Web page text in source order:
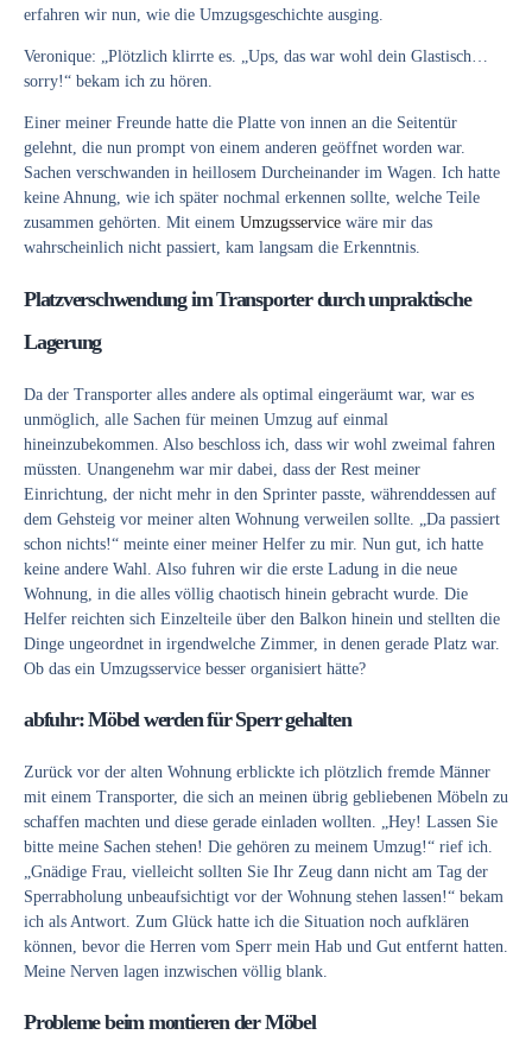
erfahren wir nun, wie die Umzugsgeschichte ausging.
Veronique: „Plötzlich klirrte es. „Ups, das war wohl dein Glastisch…
sorry!“ bekam ich zu hören.
Einer meiner Freunde hatte die Platte von innen an die Seitentür
gelehnt, die nun prompt von einem anderen geöffnet worden war.
Sachen verschwanden in heillosem Durcheinander im Wagen. Ich hatte
keine Ahnung, wie ich später nochmal erkennen sollte, welche Teile
zusammen gehörten. Mit einem Umzugsservice wäre mir das
wahrscheinlich nicht passiert, kam langsam die Erkenntnis.
Platzverschwendung im Transporter durch unpraktische
Lagerung
Da der Transporter alles andere als optimal eingeräumt war, war es
unmöglich, alle Sachen für meinen Umzug auf einmal
hineinzubekommen. Also beschloss ich, dass wir wohl zweimal fahren
müssten. Unangenehm war mir dabei, dass der Rest meiner
Einrichtung, der nicht mehr in den Sprinter passte, währenddessen auf
dem Gehsteig vor meiner alten Wohnung verweilen sollte. „Da passiert
schon nichts!“ meinte einer meiner Helfer zu mir. Nun gut, ich hatte
keine andere Wahl. Also fuhren wir die erste Ladung in die neue
Wohnung, in die alles völlig chaotisch hinein gebracht wurde. Die
Helfer reichten sich Einzelteile über den Balkon hinein und stellten die
Dinge ungeordnet in irgendwelche Zimmer, in denen gerade Platz war.
Ob das ein Umzugsservice besser organisiert hätte?
abfuhr: Möbel werden für Sperr gehalten
Zurück vor der alten Wohnung erblickte ich plötzlich fremde Männer
mit einem Transporter, die sich an meinen übrig gebliebenen Möbeln zu
schaffen machten und diese gerade einladen wollten. „Hey! Lassen Sie
bitte meine Sachen stehen! Die gehören zu meinem Umzug!“ rief ich.
„Gnädige Frau, vielleicht sollten Sie Ihr Zeug dann nicht am Tag der
Sperrabholung unbeaufsichtigt vor der Wohnung stehen lassen!“ bekam
ich als Antwort. Zum Glück hatte ich die Situation noch aufklären
können, bevor die Herren vom Sperr mein Hab und Gut entfernt hatten.
Meine Nerven lagen inzwischen völlig blank.
Probleme beim montieren der Möbel